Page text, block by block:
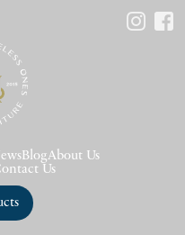
BlogAbout Us
Us